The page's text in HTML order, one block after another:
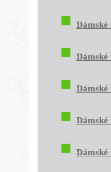
Dámské
Dámské
Dámské